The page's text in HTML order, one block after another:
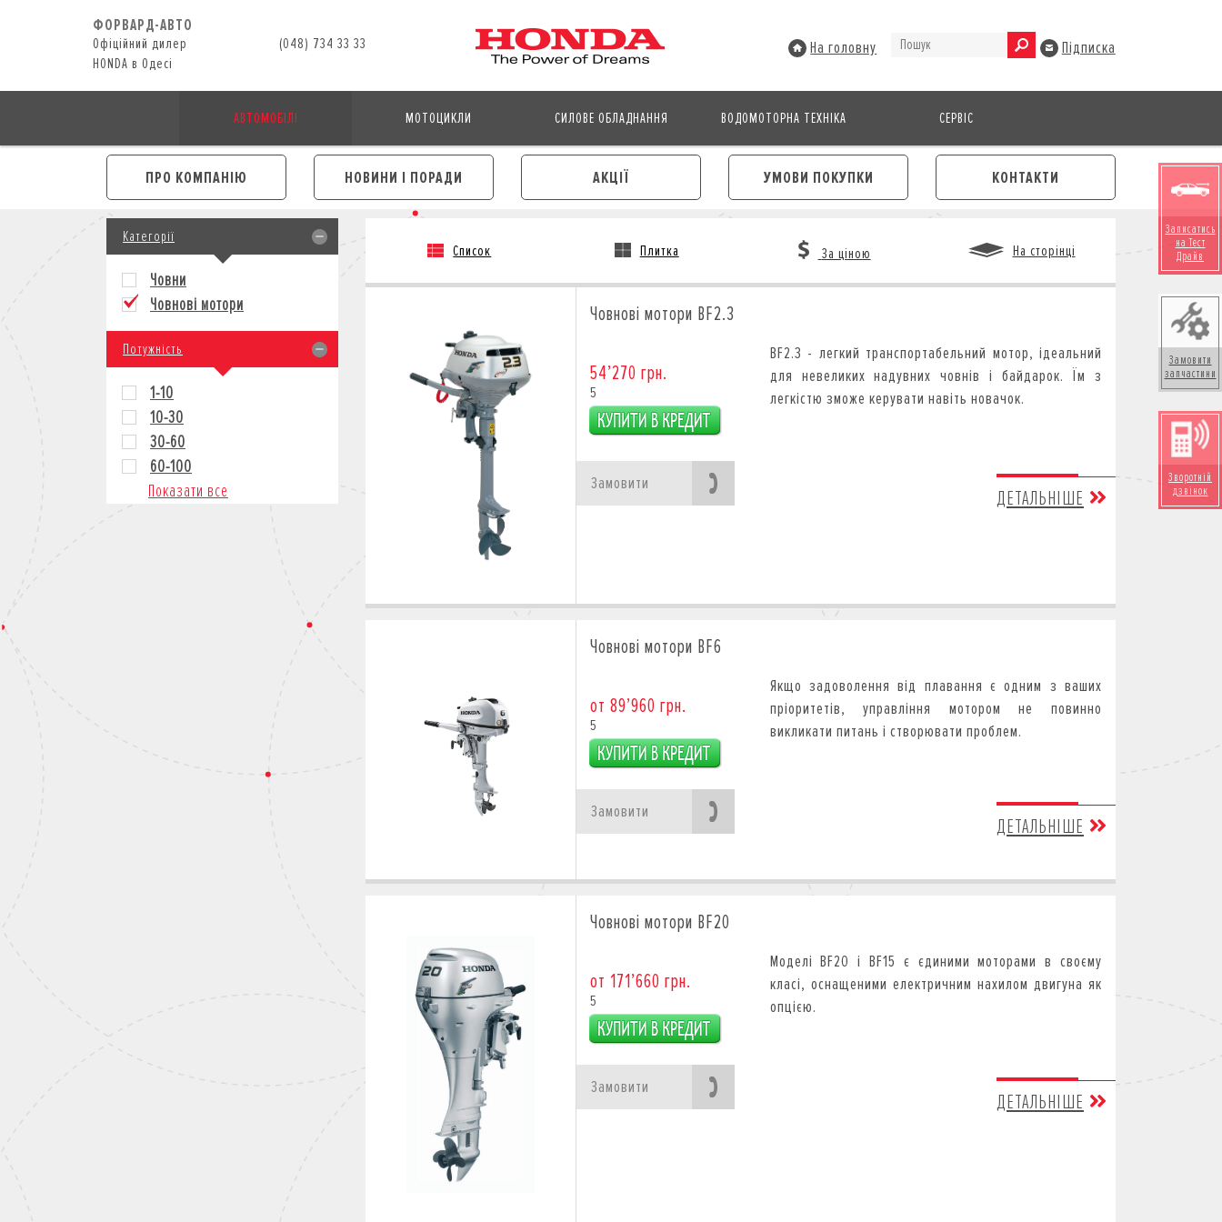
ФОРВАРД-АВТО
Офіційний дилер
HONDA в Одесі
(048) 734 33 33 На головну Підписка
АВТОМОБІЛІ МОТОЦИКЛИ СИЛОВЕ ОБЛАДНАННЯ ВОДОМОТОРНА ТЕХНІКА СЕРВІС
ПРО КОМПАНІЮ НОВИНИ І ПОРАДИ АКЦІЇ УМОВИ ПОКУПКИ
СТРАХУВАННЯ
КОРПОРАТИВНИМ КЛІЄНТАМ
КРЕДИТ
СТРАХУВАННЯ
КОРПОРАТИВНИМ КЛІЄНТАМ
КОНТАКТИ
Записатись
на Тест
Драйв
Замовити
запчастини
Зворотній
дзвінок
Категорії
Човни
Човнові мотори
Потужність
1-10
10-30
30-60
60-100
Показати все
Список Плитка За ціною На сторінці
Човнові мотори BF2.3
54’270 грн.
5
BF2.3 - легкий транспортабельний мотор, ідеальний
для невеликих надувних човнів і байдарок. Їм з
легкістю зможе керувати навіть новачок.
Замовити
ДЕТАЛЬНІШЕ
Човнові мотори BF6
от 89’960 грн.
5
Якщо задоволення від плавання є одним з ваших
пріоритетів, управління мотором не повинно
викликати питань і створювати проблем.
Замовити
ДЕТАЛЬНІШЕ
Човнові мотори BF20
от 171’660 грн.
5
Моделі BF20 і BF15 є єдиними моторами в своєму
класі, оснащеними електричним нахилом двигуна як
опцією.
Замовити
ДЕТАЛЬНІШЕ